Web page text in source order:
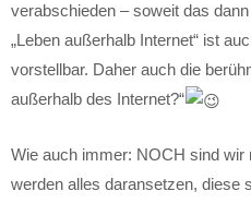
verabschieden – soweit das
„Leben außerhalb Internet“ ist
vorstellbar. Daher auch die
außerhalb des Internet?“
Wie auch immer: NOCH sind wir
werden alles daransetzen, diese